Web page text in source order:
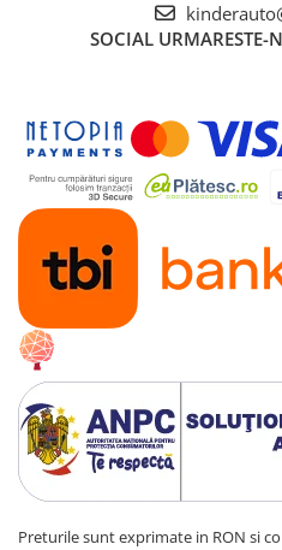
SOCIAL URMARESTE-
Preturile sunt exprimate in RON si